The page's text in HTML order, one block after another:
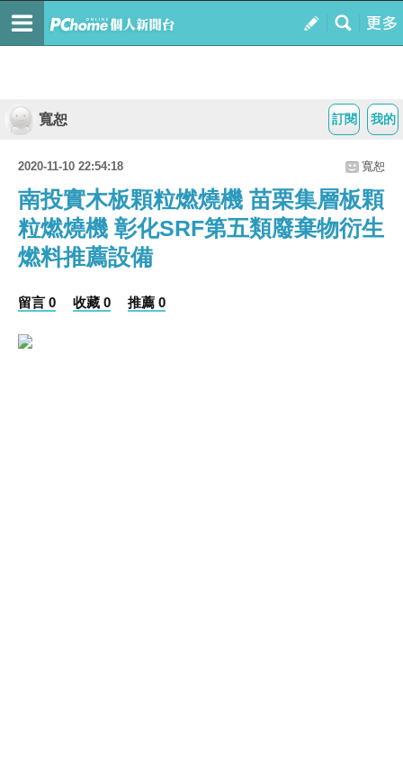
我的
訂閱
寬恕
2020-11-10 22:54:18 寬恕
南投實木板顆粒燃燒機 苗栗集層板顆
粒燃燒機 彰化SRF第五類廢棄物衍生
燃料推薦設備
留言 0 收藏 0 推薦 0